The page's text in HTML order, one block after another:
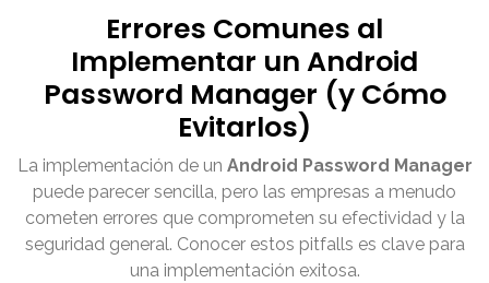
Errores Comunes al
Implementar un Android
Password Manager (y Cómo
Evitarlos)
La implementación de un Android Password Manager
puede parecer sencilla, pero las empresas a menudo
cometen errores que comprometen su efectividad y la
seguridad general. Conocer estos pitfalls es clave para
una implementación exitosa.